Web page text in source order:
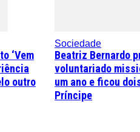
‘Vem
outro
Sociedade
Beatriz Bernardo
voluntariado
um ano e ficou
Príncipe